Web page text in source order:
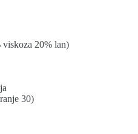
20% lan)
30)